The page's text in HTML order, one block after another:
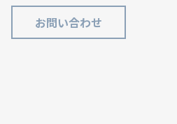
お問い合わせ